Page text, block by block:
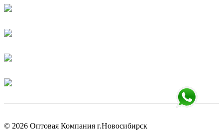
© 2026 Оптовая Компания г.Новосибирск